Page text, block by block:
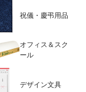
祝儀・慶弔用品
オフィス＆スク
ール
デザイン文具